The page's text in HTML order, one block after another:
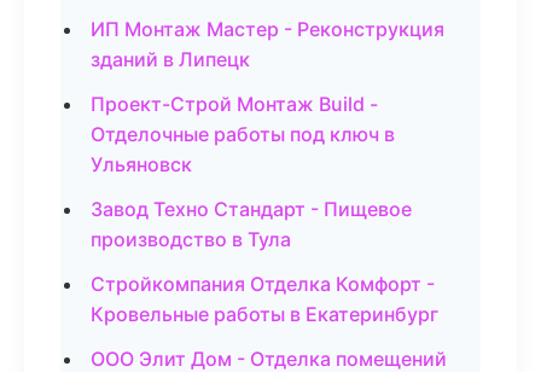
ИП Монтаж Мастер - Реконструкция
зданий в Липецк
Проект-Строй Монтаж Build -
Отделочные работы под ключ в
Ульяновск
Завод Техно Стандарт - Пищевое
производство в Тула
Стройкомпания Отделка Комфорт -
Кровельные работы в Екатеринбург
ООО Элит Дом - Отделка помещений